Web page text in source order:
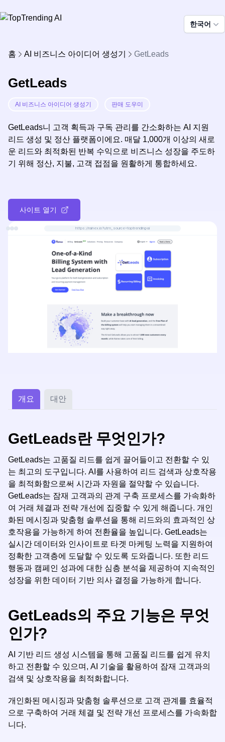
한국어
홈 AI 비즈니스 아이디어 생성기 GetLeads
GetLeads
AI 비즈니스 아이디어 생성기 판매 도우미
GetLeads니 고객 획득과 구독 관리를 간소화하는 AI 지원
리드 생성 및 정산 플랫폼이에요. 매달 1,000개 이상의 새로
운 리드와 최적화된 반복 수익으로 비즈니스 성장을 주도하
기 위해 정산, 지불, 고객 접점을 원활하게 통합하세요.
사이트 열기
https://rainex.io?utm_source=toptrending-ai
개요 대안
GetLeads란 무엇인가?
GetLeads는 고품질 리드를 쉽게 끌어들이고 전환할 수 있
는 최고의 도구입니다. AI를 사용하여 리드 검색과 상호작용
을 최적화함으로써 시간과 자원을 절약할 수 있습니다.
GetLeads는 잠재 고객과의 관계 구축 프로세스를 가속화하
여 거래 체결과 전략 개선에 집중할 수 있게 해줍니다. 개인
화된 메시징과 맞춤형 솔루션을 통해 리드와의 효과적인 상
호작용을 가능하게 하여 전환율을 높입니다. GetLeads는
실시간 데이터와 인사이트로 타겟 마케팅 노력을 지원하여
정확한 고객층에 도달할 수 있도록 도와줍니다. 또한 리드
행동과 캠페인 성과에 대한 심층 분석을 제공하여 지속적인
성장을 위한 데이터 기반 의사 결정을 가능하게 합니다.
GetLeads의 주요 기능은 무엇
인가?
AI 기반 리드 생성 시스템을 통해 고품질 리드를 쉽게 유치
하고 전환할 수 있으며, AI 기술을 활용하여 잠재 고객과의
검색 및 상호작용을 최적화합니다.
개인화된 메시징과 맞춤형 솔루션으로 고객 관계를 효율적
으로 구축하여 거래 체결 및 전략 개선 프로세스를 가속화합
니다.